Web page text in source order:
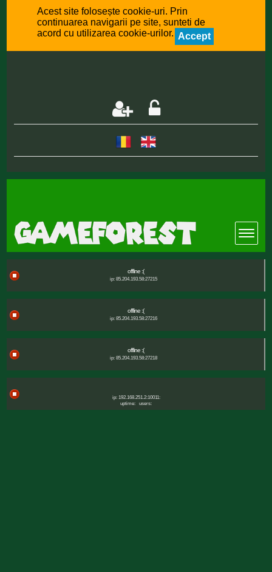
Acest site folosește cookie-uri. Prin
continuarea navigarii pe site, sunteti de
acord cu utilizarea cookie-urilor. Accept
offline :(
ip: 85.204.193.58:27215
offline :(
ip: 85.204.193.58:27216
offline :(
ip: 85.204.193.58:27218
ip: 192.168.251.2:10011:
uptime:
users: